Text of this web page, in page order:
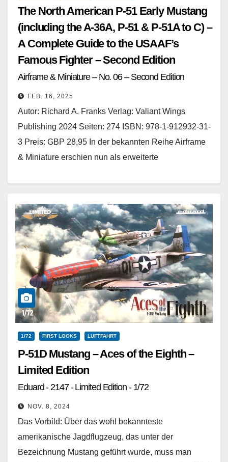
The North American P-51 Early Mustang
(including the A-36A, P-51 & P-51A to C) –
A Complete Guide to the USAAF’s
Famous Fighter – Second Edition
Airframe & Miniature – No. 06 – Second Edition
FEB. 16, 2025
Autor: Richard A. Franks Verlag: Valiant Wings
Publishing 2024 Seiten: 274 ISBN: 978-1-912932-31-
3 Preis: GBP 28,95 In der bekannten Reihe Airframe
& Miniature erschien nun als erweiterte
1/72 FIRST LOOKS LUFTFAHRT
P-51D Mustang – Aces of the Eighth –
Limited Edition
Eduard - 2147 - Limited Edition - 1/72
NOV. 8, 2024
Das Vorbild: Über das wohl bekannteste
amerikanische Jagdflugzeug, das unter der
Bezeichnung Mustang geführt wurde, muss man